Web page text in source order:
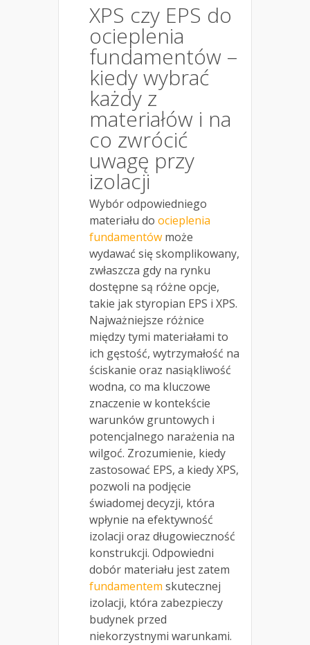
XPS czy EPS do
ocieplenia
fundamentów –
kiedy wybrać
każdy z
materiałów i na
co zwrócić
uwagę przy
izolacji
Wybór odpowiedniego
materiału do ocieplenia
fundamentów może
wydawać się skomplikowany,
zwłaszcza gdy na rynku
dostępne są różne opcje,
takie jak styropian EPS i XPS.
Najważniejsze różnice
między tymi materiałami to
ich gęstość, wytrzymałość na
ściskanie oraz nasiąkliwość
wodna, co ma kluczowe
znaczenie w kontekście
warunków gruntowych i
potencjalnego narażenia na
wilgoć. Zrozumienie, kiedy
zastosować EPS, a kiedy XPS,
pozwoli na podjęcie
świadomej decyzji, która
wpłynie na efektywność
izolacji oraz długowieczność
konstrukcji. Odpowiedni
dobór materiału jest zatem
fundamentem skutecznej
izolacji, która zabezpieczy
budynek przed
niekorzystnymi warunkami.